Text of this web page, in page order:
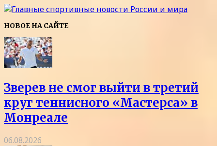
НОВОЕ НА САЙТЕ
Зверев не смог выйти в третий
круг теннисного «Мастерса» в
Монреале
06.08.2026